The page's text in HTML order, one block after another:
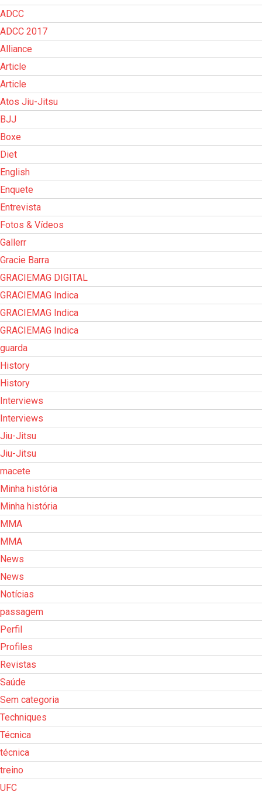
ADCC
ADCC 2017
Alliance
Article
Article
Atos Jiu-Jitsu
BJJ
Boxe
Diet
English
Enquete
Entrevista
Fotos & Vídeos
Gallerr
Gracie Barra
GRACIEMAG DIGITAL
GRACIEMAG Indica
GRACIEMAG Indica
GRACIEMAG Indica
guarda
History
History
Interviews
Interviews
Jiu-Jitsu
Jiu-Jitsu
macete
Minha história
Minha história
MMA
MMA
News
News
Notícias
passagem
Perfil
Profiles
Revistas
Saúde
Sem categoria
Techniques
Técnica
técnica
treino
UFC